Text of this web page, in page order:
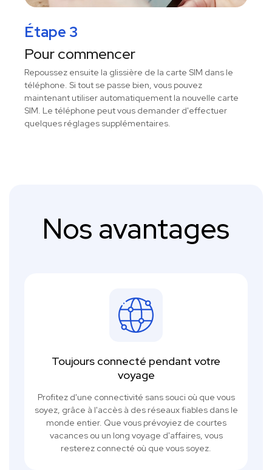
Étape 3
Pour commencer
Repoussez ensuite la glissière de la carte SIM dans le
téléphone. Si tout se passe bien, vous pouvez
maintenant utiliser automatiquement la nouvelle carte
SIM. Le téléphone peut vous demander d'effectuer
quelques réglages supplémentaires.
Nos avantages
Toujours connecté pendant votre
voyage
Profitez d'une connectivité sans souci où que vous
soyez, grâce à l'accès à des réseaux fiables dans le
monde entier. Que vous prévoyiez de courtes
vacances ou un long voyage d'affaires, vous
resterez connecté où que vous soyez.